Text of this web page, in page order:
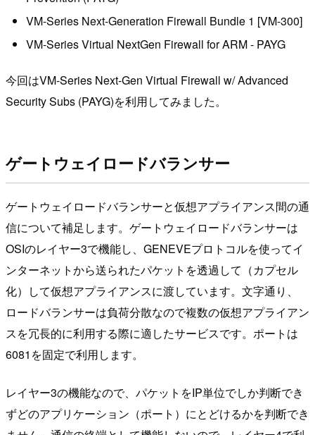
VM-Series Next-Generation Firewall Bundle 1 [VM-300]
VM-Series Virtual NextGen Firewall for ARM - PAYG
今回はVM-Series Next-Gen Virtual Firewall w/ Advanced
Security Subs (PAYG)を利用してみました。
ゲートウェイロードバランサー
ゲートウェイロードバランサーと仮想アプライアンス間の通
信について補足します。ゲートウェイロードバランサーは
OSIのレイヤー3で機能し、GENEVEプロトコルを使ってイ
ンターネットから送られたパケットを透過して（カプセル
化）して仮想アプライアンスに渡しています。文字通り、
ロードバランサーは負荷分散なので複数の仮想アプライアン
スを冗長的に利用する際に適したサービスです。ポートは
6081を固定で利用します。
レイヤー3の機能なので、パケットをIP単位でしか判断でき
ずどのアプリケーション（ポート）にとどけるかを判断でき